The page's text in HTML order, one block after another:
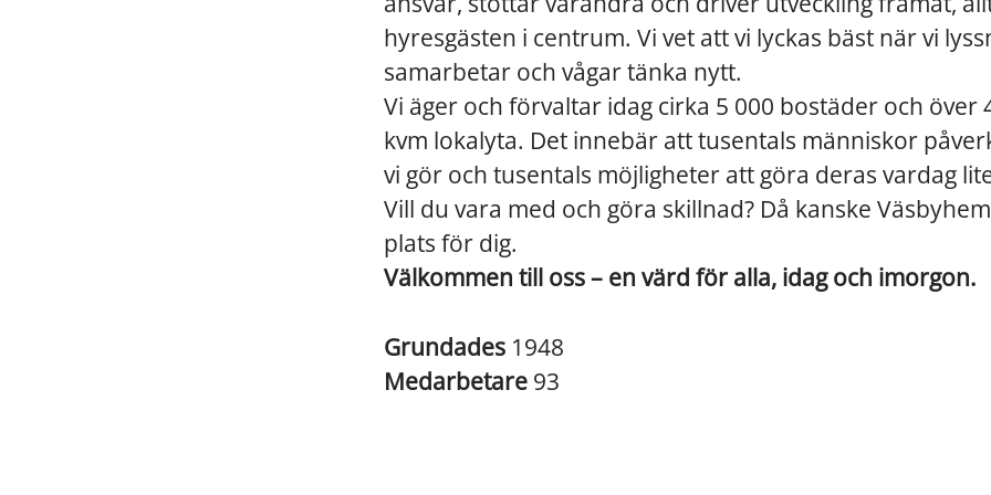
hyresgästen i centrum. Vi vet att vi lyckas bäst när vi
samarbetar och vågar tänka nytt.
Vi äger och förvaltar idag cirka 5 000 bostäder och över
kvm lokalyta. Det innebär att tusentals människor
vi gör och tusentals möjligheter att göra deras vardag
Vill du vara med och göra skillnad? Då kanske
plats för dig.
Välkommen till oss – en värd för alla, idag och imorgon.
Grundades 1948
Medarbetare 93